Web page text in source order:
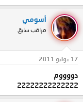
أسومي
مراقب سابق
17 يوليو 2011
دووووم
22222222222222